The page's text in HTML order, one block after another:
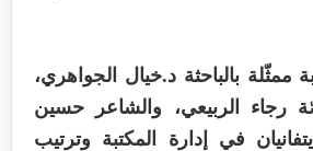
ممثّلة بالباحثة د.خيال الجواهري،
رجاء الربيعي، والشاعر حسين
في إدارة المكتبة وترتيب